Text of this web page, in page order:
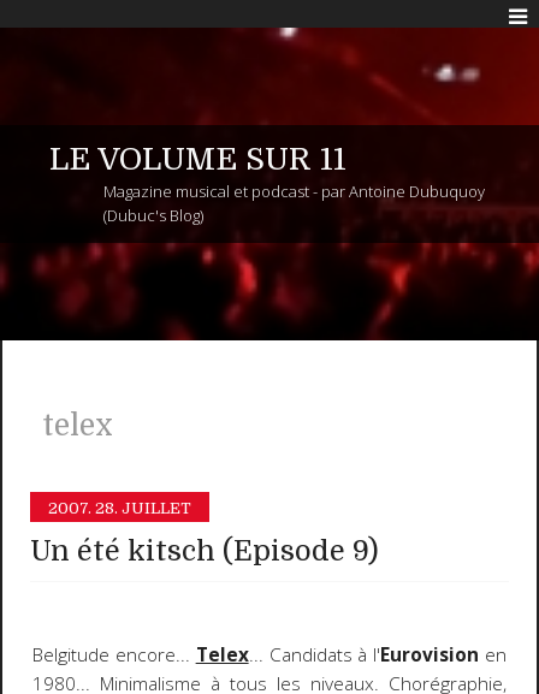
LE VOLUME SUR 11
Magazine musical et podcast - par Antoine Dubuquoy
(Dubuc's Blog)
telex
2007. 28. JUILLET
Un été kitsch (Episode 9)
Belgitude encore... Telex... Candidats à l'Eurovision en
1980... Minimalisme à tous les niveaux. Chorégraphie,